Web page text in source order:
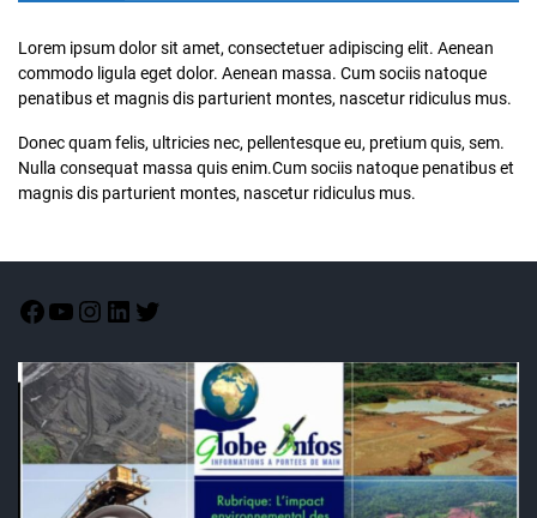
Lorem ipsum dolor sit amet, consectetuer adipiscing elit. Aenean
commodo ligula eget dolor. Aenean massa. Cum sociis natoque
penatibus et magnis dis parturient montes, nascetur ridiculus mus.
Donec quam felis, ultricies nec, pellentesque eu, pretium quis, sem.
Nulla consequat massa quis enim.Cum sociis natoque penatibus et
magnis dis parturient montes, nascetur ridiculus mus.